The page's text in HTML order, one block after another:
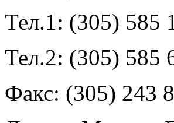
Тел.1: (305) 585
Тел.2: (305) 585
Факс: (305) 243